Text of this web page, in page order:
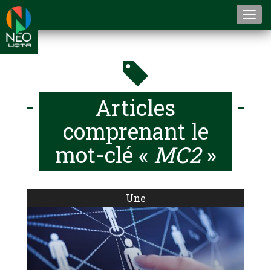
Articles
comprenant le
mot-clé « MC2»
Une